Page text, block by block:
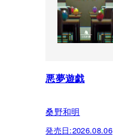
悪夢遊戯
桑野和明
発売日:2026.08.06